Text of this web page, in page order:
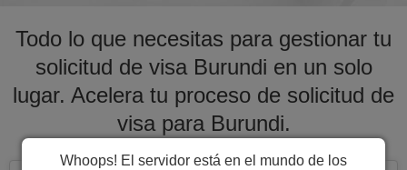
Todo lo que necesitas para gestionar tu
solicitud de visa Burundi en un solo
lugar. Acelera tu proceso de solicitud de
visa para Burundi.
Whoops! El servidor está en el mundo de los